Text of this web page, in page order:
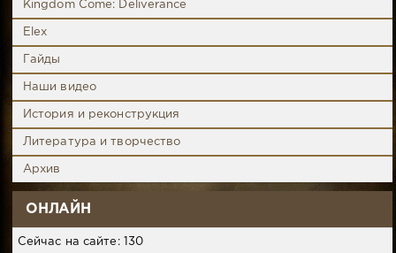
Kingdom Come: Deliverance
Elex
Гайды
Наши видео
История и реконструкция
Литература и творчество
Архив
ОНЛАЙН
Сейчас на сайте: 130